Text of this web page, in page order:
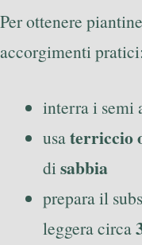
Per ottenere
accorgimenti pratici:
interra i semi
usaterriccio
disabbia
prepara il
leggera circa